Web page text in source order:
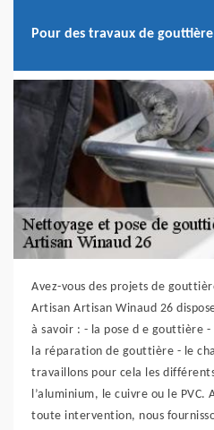
Pour des travaux de
Avez-vous des projets de
Artisan Artisan Winaud 26
à savoir : - la pose d e gouttière
la réparation de gouttière - le
travaillons pour cela les
l’aluminium, le cuivre ou le PVC.
toute intervention, nous